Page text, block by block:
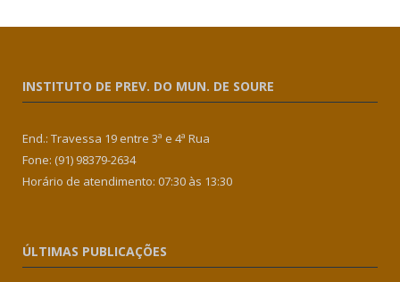
INSTITUTO DE PREV. DO MUN. DE SOURE
End.: Travessa 19 entre 3ª e 4ª Rua
Fone: (91) 98379-2634
Horário de atendimento: 07:30 às 13:30
ÚLTIMAS PUBLICAÇÕES